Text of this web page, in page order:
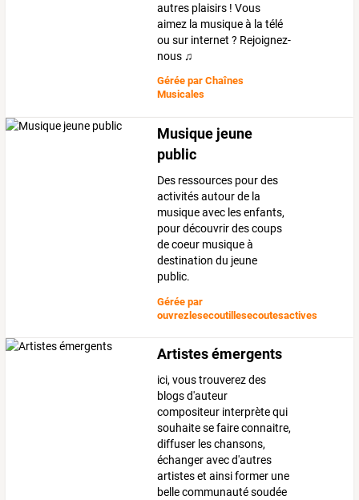
autres plaisirs ! Vous
aimez la musique à la télé
ou sur internet ? Rejoignez-
nous ♫
Gérée parChaînes
Musicales
Musique jeune
public
Des ressources pour des
activités autour de la
musique avec les enfants,
pour découvrir des coups
de coeur musique à
destination du jeune
public.
Gérée par
ouvrezlesecoutillesecoutesactives
Artistes émergents
ici, vous trouverez des
blogs d'auteur
compositeur interprète qui
souhaite se faire connaitre,
diffuser les chansons,
échanger avec d'autres
artistes et ainsi former une
belle communauté soudée